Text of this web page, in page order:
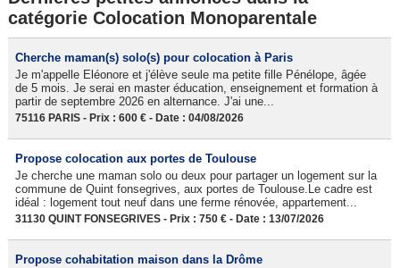
catégorie Colocation Monoparentale
Cherche maman(s) solo(s) pour colocation à Paris
Je m'appelle Eléonore et j'élève seule ma petite fille Pénélope, âgée
de 5 mois. Je serai en master éducation, enseignement et formation à
partir de septembre 2026 en alternance. J'ai une...
75116 PARIS - Prix : 600 € - Date : 04/08/2026
Propose colocation aux portes de Toulouse
Je cherche une maman solo ou deux pour partager un logement sur la
commune de Quint fonsegrives, aux portes de Toulouse.Le cadre est
idéal : logement tout neuf dans une ferme rénovée, appartement...
31130 QUINT FONSEGRIVES - Prix : 750 € - Date : 13/07/2026
Propose cohabitation maison dans la Drôme